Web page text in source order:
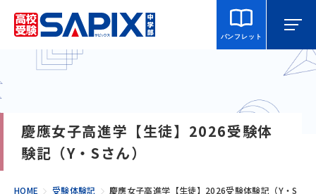
パンフレット
SAPIX中学部とは
慶應女子高進学【生徒】2026受験体
験記（Y・Sさん）
HOME 受験体験記
慶應女子高進学【生徒】2026受験体験記（Y・S